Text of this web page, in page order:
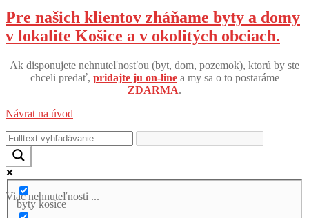
Pre našich klientov zháňame byty a domy
v lokalite Košice a v okolitých obciach.
Ak disponujete nehnuteľnosťou (byt, dom, pozemok), ktorú by ste
chceli predať, pridajte ju on-linea my sa o to postaráme
ZDARMA.
Návrat na úvod
Viac nehnuteľnosti ...
byty kosice